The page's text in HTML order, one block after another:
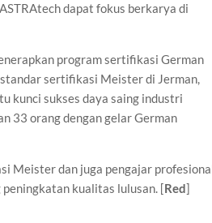
dapat fokus berkarya di
program sertifikasi German
sertifikasi Meister di Jerman,
kunci sukses daya saing industri
33 orang dengan gelar German
Meister dan juga pengajar
kualitas lulusan. [Red]